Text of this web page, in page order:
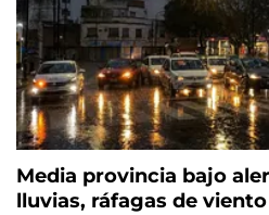
Media provincia bajo
lluvias, ráfagas de